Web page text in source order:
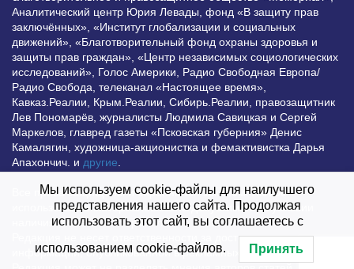
Аналитический центр Юрия Левады, фонд «В защиту прав
заключённых», «Институт глобализации и социальных
движений», «Благотворительный фонд охраны здоровья и
защиты прав граждан», «Центр независимых социологических
исследований», Голос Америки, Радио Свободная Европа/
Радио Свобода, телеканал «Настоящее время»,
Кавказ.Реалии, Крым.Реалии, Сибирь.Реалии, правозащитник
Лев Пономарёв, журналисты Людмила Савицкая и Сергей
Маркелов, главред газеты «Псковская губерния» Денис
Камалягин, художница-акционистка и фемактивистка Дарья
Апахончич. и другие
Все права защищены и охраняются законом. Любое
использование материалов сайта допустимо при условии
наличия активной гиперссылки на Vesti.UZ.
Редакция не несет ответственности за достоверность
информации, опубликованной в рекламных объявлениях.
Мы используем cookie-файлы для наилучшего
представления нашего сайта. Продолжая
использовать этот сайт, вы соглашаетесь с
использованием cookie-файлов. Принять